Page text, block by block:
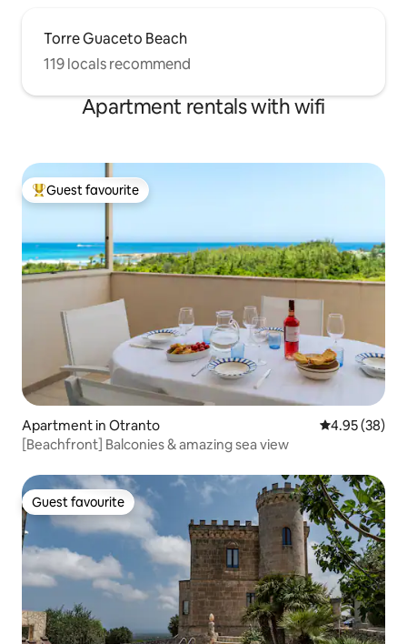
Torre Guaceto Beach
119 locals recommend
Apartment rentals with wifi
Top guest favourite
Guest favourite
Apartment in Otranto 4.95 out of 5
4.95 (38)
[Beachfront] Balconies & amazing sea view
Guest favourite
Guest favourite